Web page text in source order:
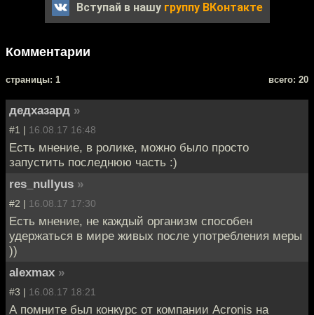
Вступай в нашу группу ВКонтакте
Комментарии
cтраницы: 1 всего: 20
дедхазард »
#1 | 16.08.17 16:48
Есть мнение, в ролике, можно было просто
запустить последнюю часть :)
res_nullyus »
#2 | 16.08.17 17:30
Есть мнение, не каждый организм способен
удержаться в мире живых после употребления меры
))
alexmax »
#3 | 16.08.17 18:21
А помните был конкурс от компании Acronis на